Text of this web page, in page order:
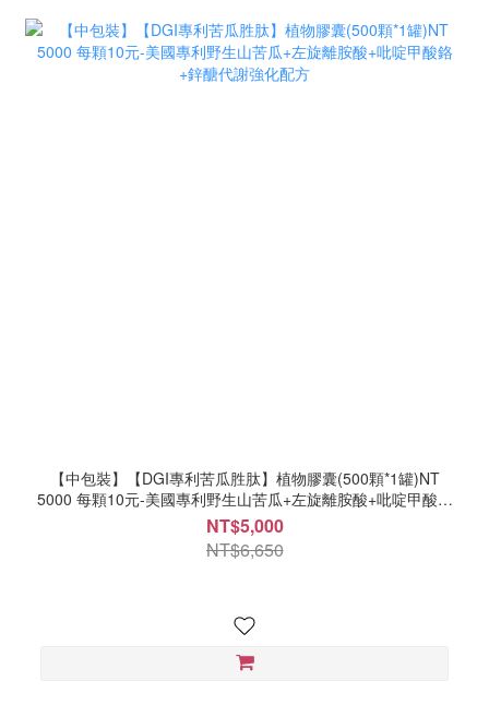
【中包裝】【DGI專利苦瓜胜肽】植物膠囊(500顆*1罐)NT
5000 每顆10元-美國專利野生山苦瓜+左旋離胺酸+吡啶甲酸鉻
+鋅醣代謝強化配方
NT$5,000
NT$6,650